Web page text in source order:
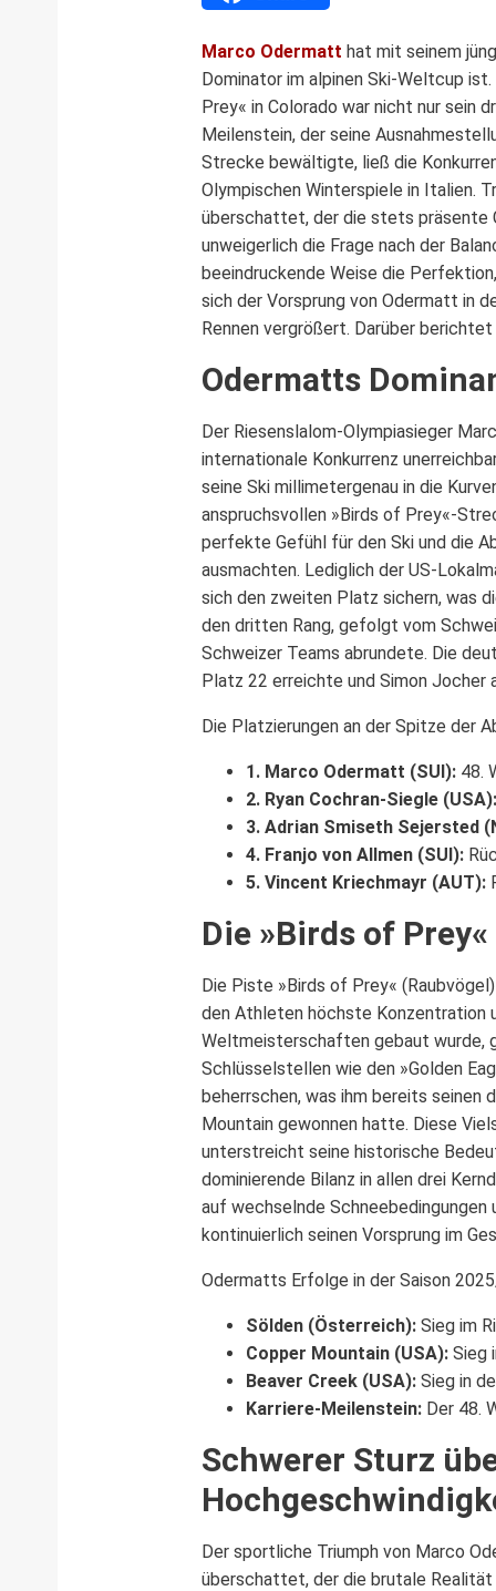
Marco Odermatt hat mit seinem
Dominator im alpinen Ski-Weltcup
Prey« in Colorado war nicht nur sein
Meilenstein, der seine
Strecke bewältigte, ließ die
Olympischen Winterspiele in Italien.
überschattet, der die stets präsente
unweigerlich die Frage nach der
beeindruckende Weise die
sich der Vorsprung von Odermatt in
Rennen vergrößert. Darüber
Odermatts
Der Riesenslalom-Olympiasieger
internationale Konkurrenz
seine Ski millimetergenau in die
anspruchsvollen »Birds of Prey«-
perfekte Gefühl für den Ski und die
ausmachten. Lediglich der US-
sich den zweiten Platz sichern, was
den dritten Rang, gefolgt vom
Schweizer Teams abrundete. Die
Platz 22 erreichte und Simon Jocher
Die Platzierungen an der Spitze der
1. Marco Odermatt (SUI): 48.
2. Ryan Cochran-Siegle (USA):
3. Adrian Smiseth Sejersted
4. Franjo von Allmen (SUI):
5. Vincent Kriechmayr (AUT):
Die »Birds of
Die Piste »Birds of Prey«
den Athleten höchste Konzentration
Weltmeisterschaften gebaut wurde,
Schlüsselstellen wie den »Golden
beherrschen, was ihm bereits seinen
Mountain gewonnen hatte. Diese
unterstreicht seine historische
dominierende Bilanz in allen drei
auf wechselnde
kontinuierlich seinen Vorsprung im
Odermatts Erfolge in der Saison
Sölden (Österreich): Sieg im
Copper Mountain (USA): Sieg
Beaver Creek (USA): Sieg in
Karriere-Meilenstein: Der 48.
Schwerer Sturz
Der sportliche Triumph von Marco
überschattet, der die brutale